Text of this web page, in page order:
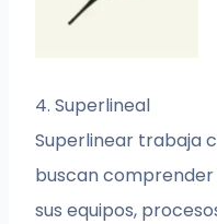
4. Superlineal
Superlinear trabaja
buscan
sus equipos,